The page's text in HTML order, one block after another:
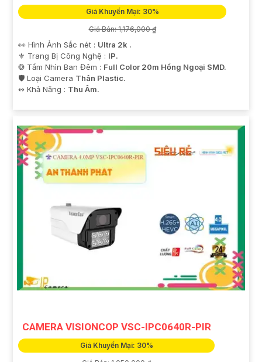
Giá Khuyến Mại: 30%
Giá Bán: 1,176,000 ₫
👀 Hình Ảnh Sắc nét : Ultra 2k .
⚜️ Trang Bị Công Nghệ : IP.
❂ Tầm Nhìn Ban Đêm : Full Color 20m Hồng Ngoại SMD.
🛡 Loại Camera Thân Plastic.
️↭ Khả Năng : Thu Âm.
CAMERA VISIONCOP VSC-IPC0640R-PIR
Giá Khuyến Mại: 30%